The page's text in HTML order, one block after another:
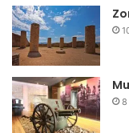
8